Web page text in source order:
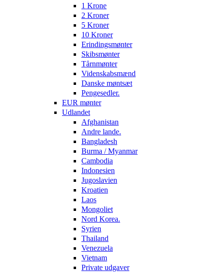
1 Krone
2 Kroner
5 Kroner
10 Kroner
Erindingsmønter
Skibsmønter
Tårnmønter
Videnskabsmænd
Danske møntsæt
Pengesedler.
EUR mønter
Udlandet
Afghanistan
Andre lande.
Bangladesh
Burma / Myanmar
Cambodia
Indonesien
Jugoslavien
Kroatien
Laos
Mongoliet
Nord Korea.
Syrien
Thailand
Venezuela
Vietnam
Private udgaver